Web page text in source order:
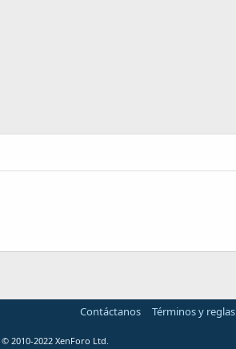
Contáctanos Términos y reglas
© 2010-2022 XenForo Ltd.